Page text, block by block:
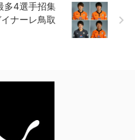
多4選手招集
ナーレ鳥取